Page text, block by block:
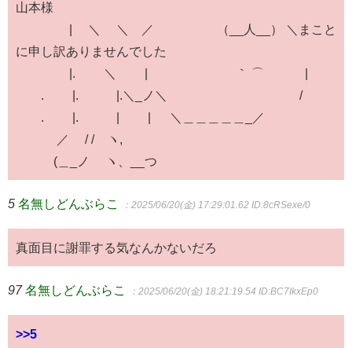
山本様
| ＼ ＼ ／ （__人__） ＼まこと
に申し訳ありませんでした
|. ＼ | ｀ ⌒´ |
. |. |.＼_ノ＼ /
. |. | | ＼＿＿＿＿＿_／
／ / / ヽ,
(＿_ノ ヽ、__つ
5 名無しどんぶらこ ：2025/06/20(金) 17:29:01.62 ID:8cRSexe/0
真面目に謝罪する気なんかないだろ
97 名無しどんぶらこ ：2025/06/20(金) 18:21:19.54 ID:BC7IkxEp0
>>5